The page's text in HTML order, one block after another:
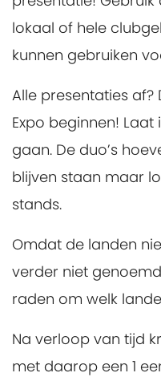
lokaal of hele
kunnen gebruiken
Alle presentaties af?
Expo beginnen!
gaan. De duo’s
blijven staan maar
stands.
Omdat de landen
verder niet
raden om welk
Na verloop van tijd
met daarop een 1